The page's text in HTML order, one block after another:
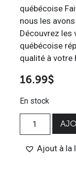
québécoise
nous les
Découvrez les
québécoise
qualité à votre
16.99$
En stock
Ajout à la